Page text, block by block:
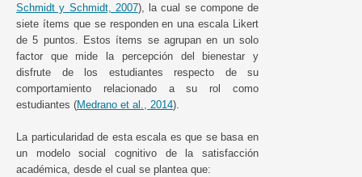
Schmidt y Schmidt, 2007), la cual se compone de
siete ítems que se responden en una escala Likert
de 5 puntos. Estos ítems se agrupan en un solo
factor que mide la percepción del bienestar y
disfrute de los estudiantes respecto de su
comportamiento relacionado a su rol como
estudiantes (Medrano et al., 2014).
La particularidad de esta escala es que se basa en
un modelo social cognitivo de la satisfacción
académica, desde el cual se plantea que: